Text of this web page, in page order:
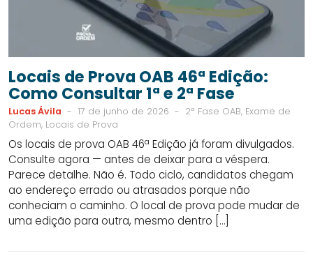
Locais de Prova OAB 46ª Edição:
Como Consultar 1ª e 2ª Fase
Lucas Ávila - 17 de junho de 2026 - 2ª Fase OAB, Exame de
Ordem, Locais de Prova
Os locais de prova OAB 46ª Edição já foram divulgados.
Consulte agora — antes de deixar para a véspera.
Parece detalhe. Não é. Todo ciclo, candidatos chegam
ao endereço errado ou atrasados porque não
conheciam o caminho. O local de prova pode mudar de
uma edição para outra, mesmo dentro […]